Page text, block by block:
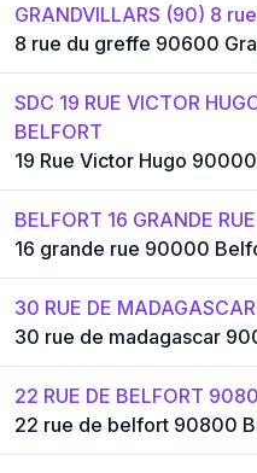
GRANDVILLARS (90) 8
8 rue du greffe 90600
SDC 19 RUE VICTOR
BELFORT
19 Rue Victor Hugo
BELFORT 16 GRANDE RUE
16 grande rue 90000
30 RUE DE MADAGASCAR
30 rue de madagascar
22 RUE DE BELFORT
22 rue de belfort 90800